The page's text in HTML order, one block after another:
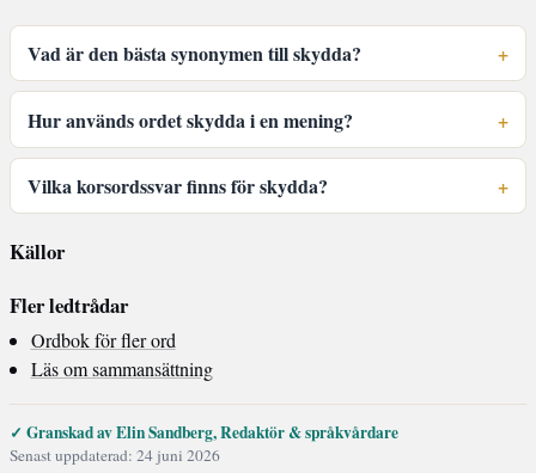
Vad är den bästa synonymen till skydda?
Hur används ordet skydda i en mening?
Vilka korsordssvar finns för skydda?
Källor
Fler ledtrådar
Ordbok för fler ord
Läs om sammansättning
✓ Granskad av Elin Sandberg, Redaktör & språkvårdare
Senast uppdaterad: 24 juni 2026